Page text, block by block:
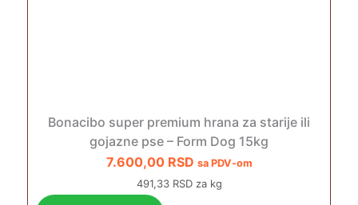
Bonacibo super premium hrana za starije ili
gojazne pse – Form Dog 15kg
7.600,00 RSD sa PDV-om
491,33 RSD za kg